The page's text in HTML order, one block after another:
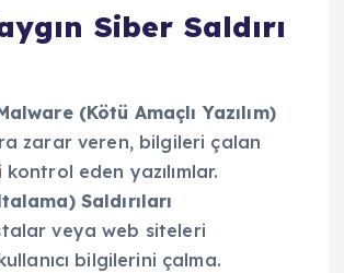
Siber Saldırı
(Kötü Amaçlı Yazılım)
zarar veren, bilgileri çalan
eden yazılımlar.
Saldırıları
veya web siteleri
bilgilerini çalma.